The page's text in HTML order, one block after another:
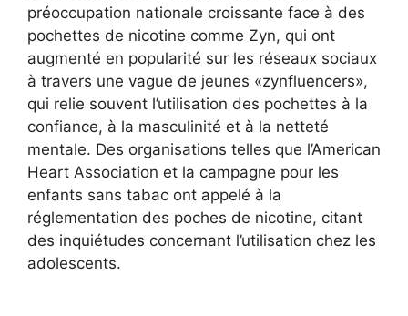
préoccupation nationale croissante face à des
pochettes de nicotine comme Zyn, qui ont
augmenté en popularité sur les réseaux sociaux
à travers une vague de jeunes «zynfluencers»,
qui relie souvent l’utilisation des pochettes à la
confiance, à la masculinité et à la netteté
mentale. Des organisations telles que l’American
Heart Association et la campagne pour les
enfants sans tabac ont appelé à la
réglementation des poches de nicotine, citant
des inquiétudes concernant l’utilisation chez les
adolescents.